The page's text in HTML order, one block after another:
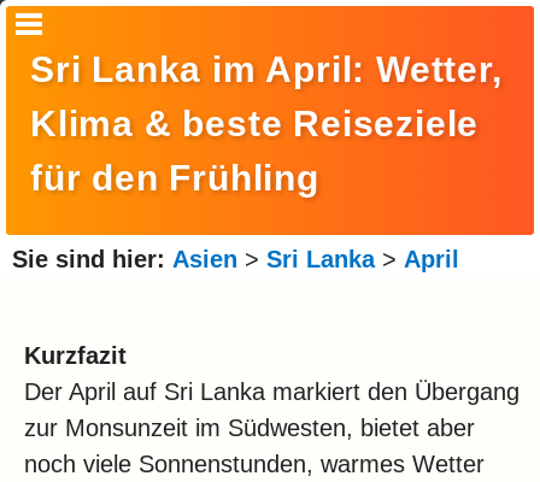
Amerika
Asien
Ozeanien
Arktis
Sri Lanka im April: Wetter,
Klima & beste Reiseziele
für den Frühling
Sie sind hier: Asien > Sri Lanka> April
Kurzfazit
Der April auf Sri Lanka markiert den Übergang
zur Monsunzeit im Südwesten, bietet aber
noch viele Sonnenstunden, warmes Wetter